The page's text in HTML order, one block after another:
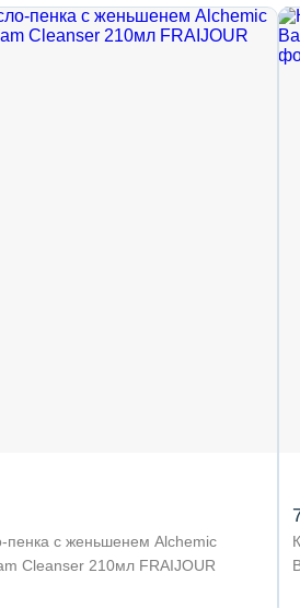
пенка с женьшенем Alchemic
Cleanser 210мл FRAIJOUR